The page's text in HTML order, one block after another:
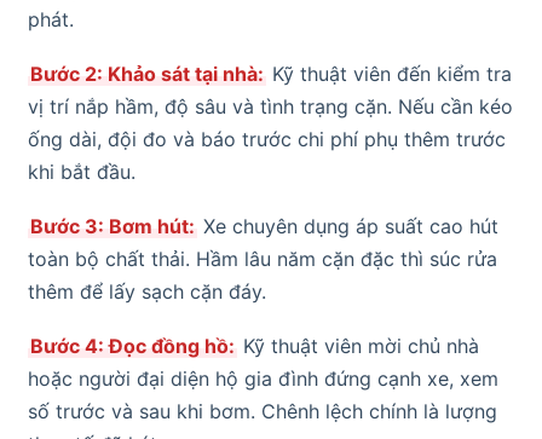
phát.
Bước 2: Khảo sát tại nhà: Kỹ thuật viên đến kiểm tra
vị trí nắp hầm, độ sâu và tình trạng cặn. Nếu cần kéo
ống dài, đội đo và báo trước chi phí phụ thêm trước
khi bắt đầu.
Bước 3: Bơm hút: Xe chuyên dụng áp suất cao hút
toàn bộ chất thải. Hầm lâu năm cặn đặc thì súc rửa
thêm để lấy sạch cặn đáy.
Bước 4: Đọc đồng hồ: Kỹ thuật viên mời chủ nhà
hoặc người đại diện hộ gia đình đứng cạnh xe, xem
số trước và sau khi bơm. Chênh lệch chính là lượng